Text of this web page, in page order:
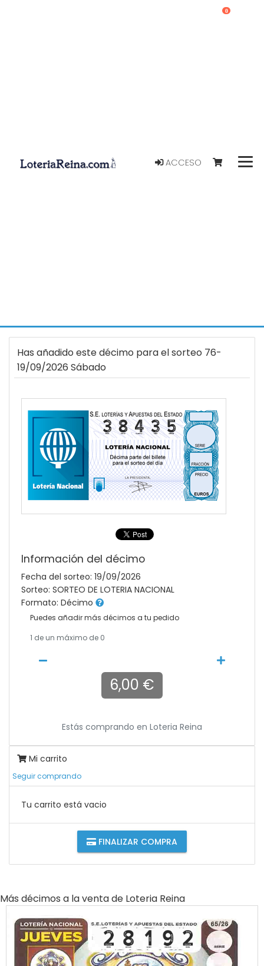
ACCESO
0
Has añadido este décimo para el sorteo 76-
19/09/2026 Sábado
Información del décimo
Fecha del sorteo: 19/09/2026
Sorteo: SORTEO DE LOTERIA NACIONAL
Formato: Décimo
Puedes añadir más décimos a tu pedido
1 de un máximo de 0
6,00 €
Estás comprando en Loteria Reina
Mi carrito
Seguir comprando
Tu carrito está vacio
FINALIZAR COMPRA
Más décimos a la venta de Loteria Reina